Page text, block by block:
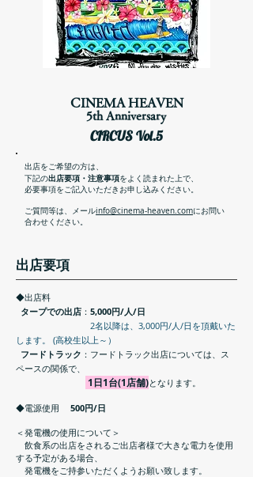
CIRCUS Vol.5
CINEMA HEAVEN
5th Anniversary​
​出店をご希望の方は、
下記の出店要項・注意事項をよく読まれた上で、
必要事項をご記入いただきお申し込みください。
ご質問等は、メールinfo@cinema-heaven.comにお問い
合わせください。
​出店要項
◆出店料
タープでの出店 ： 5,000円/人/日
2名以降は、3,000円/人/日を頂戴いた
します。 (高校生以上～）
フードトラック ：フードトラック出店については、ス
ペースの関係で、
1日1台(1店舗)となります。
◆電源使用 500円/日
＜発電機の使用について＞
飲食系の出店をされるご出店者様で大きな電力を使用
する予定がある場合、
発電機をご持参いただくようお願い致します。